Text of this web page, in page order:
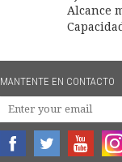
Alcance
MANTENTE EN CONTACTO